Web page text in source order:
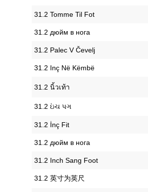
‎31.2 Tomme Til Fot
‎31.2 дюйм в нога
‎31.2 Palec V Čevelj
‎31.2 Inç Në Këmbë
‎31.2 นิ้วเท้า
‎31.2 ઇંચ પગ
‎31.2 İnç Fit
‎31.2 дюйм в нога
‎31.2 Inch Sang Foot
‎31.2 英寸为英尺